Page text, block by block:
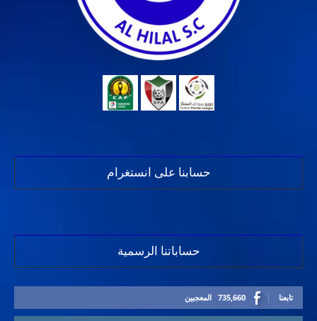
حسابنا على انستغرام
حساباتنا الرسمية
735,660 المعجبين تابعنا